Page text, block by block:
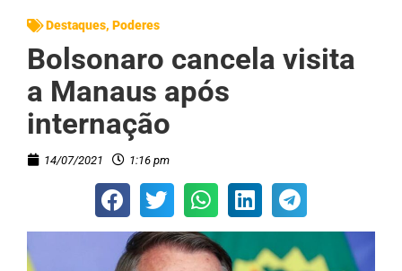
Destaques, Poderes
Bolsonaro cancela visita
a Manaus após
internação
14/07/2021 1:16 pm